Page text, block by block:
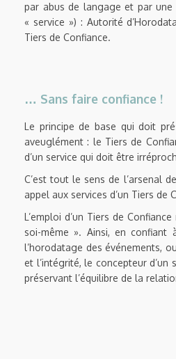
par abus de langage et par une
« service ») : Autorité
Tiers de Confiance.
… Sans faire confiance !
Le principe de base qui doit
aveuglément : le Tiers de
d’un service qui doit être
C’est tout le sens de l’arsenal
appel aux services d’un Tiers
L’emploi d’un Tiers de
soi-même ». Ainsi, en
l’horodatage des événements,
et l’intégrité, le concepteur
préservant l’équilibre de la